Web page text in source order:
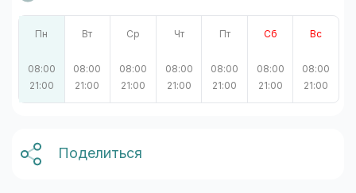
Пн
08:00
21:00
Вт
08:00
21:00
Ср
08:00
21:00
Чт
08:00
21:00
Пт
08:00
21:00
Сб
08:00
21:00
Вс
08:00
21:00
Поделиться